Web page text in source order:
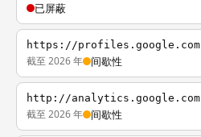
已屏蔽
https://profiles.google.com
截至 2026 年 间歇性
http://analytics.google.com
截至 2026 年 间歇性